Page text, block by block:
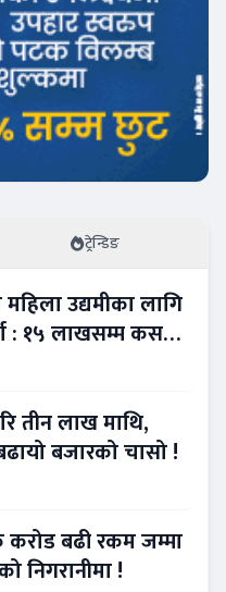
ट्रेन्डिङ
उद्यमीका लागि
: १५ लाखसम्म कसरी
तीन लाख माथि,
बजारको चासो !
बढी रकम जम्मा
निगरानीमा !